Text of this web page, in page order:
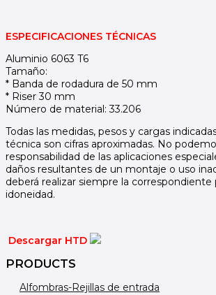
ESPECIFICACIONES TÉCNICAS
Aluminio 6063 T6
Tamaño:
* Banda de rodadura de 50 mm
* Riser 30 mm
Número de material: 33.206
Todas las medidas, pesos y cargas
técnica son cifras aproximadas. No
responsabilidad de las aplicaciones
daños resultantes de un montaje o uso
deberá realizar siempre la correspondiente
idoneidad.
Descargar HTD
PRODUCTS
Alfombras-Rejillas de entrada